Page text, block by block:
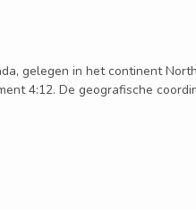
gelegen in het continent
4:12. De geografische